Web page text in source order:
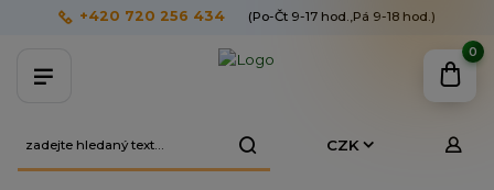
CZK
+420 720 256 434 (Po-Čt 9-17 hod.,Pá 9-18 hod.)
0